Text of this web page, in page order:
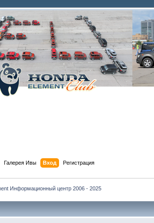
Галерея Ивы Вход Регистрация
Информационный центр 2006 - 2025